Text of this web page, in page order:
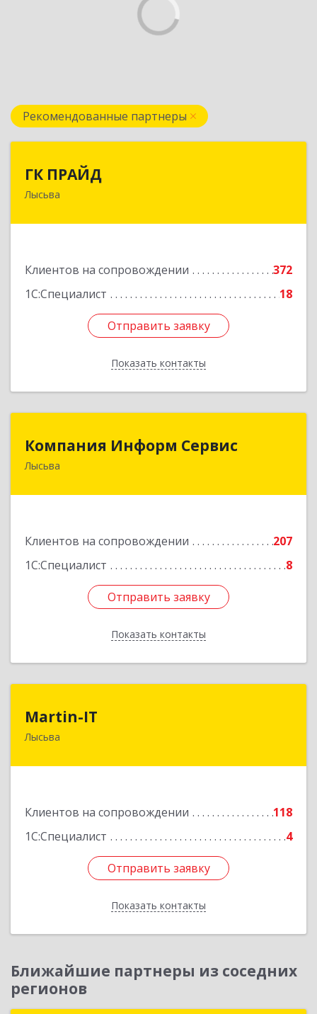
Рекомендованные партнеры
ГК ПРАЙД
Лысьва
Клиентов на сопровождении
372
1С:Специалист
18
Отправить заявку
Показать контакты
618909, Пермский край, Лысьва г, Репина ул,
Отправить заявку
Назад
Компания Информ Сервис
Лысьва
Клиентов на сопровождении
207
1С:Специалист
8
Отправить заявку
Показать контакты
Компания Информ Сервис
618909, Пермский край, Лысьва г, Металлистов
Отправить заявку
Назад
Martin-IT
Лысьва
Клиентов на сопровождении
118
1С:Специалист
4
Отправить заявку
Показать контакты
618900, Пермский край, Лысьва г, Смышляева
Отправить заявку
Назад
Ближайшие партнеры из соседних
регионов